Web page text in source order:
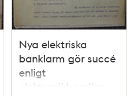
Nya elektriska
banklarm gör succé
enligt
elektronikhandlare